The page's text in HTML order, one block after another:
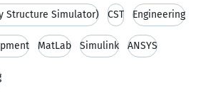
Structure Simulator) CST Engineering
MatLab Simulink ANSYS